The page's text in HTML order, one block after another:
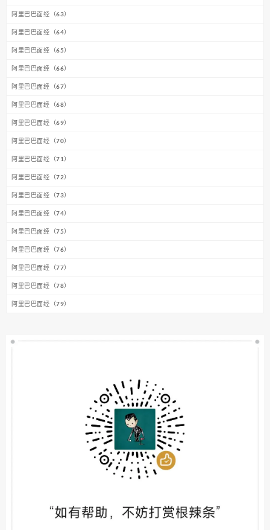
阿里巴巴面经（63）
阿里巴巴面经（64）
阿里巴巴面经（65）
阿里巴巴面经（66）
阿里巴巴面经（67）
阿里巴巴面经（68）
阿里巴巴面经（69）
阿里巴巴面经（70）
阿里巴巴面经（71）
阿里巴巴面经（72）
阿里巴巴面经（73）
阿里巴巴面经（74）
阿里巴巴面经（75）
阿里巴巴面经（76）
阿里巴巴面经（77）
阿里巴巴面经（78）
阿里巴巴面经（79）